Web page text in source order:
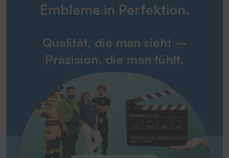
Embleme in Perfektion.
Qualität, die man sieht –
Präzision, die man fühlt.